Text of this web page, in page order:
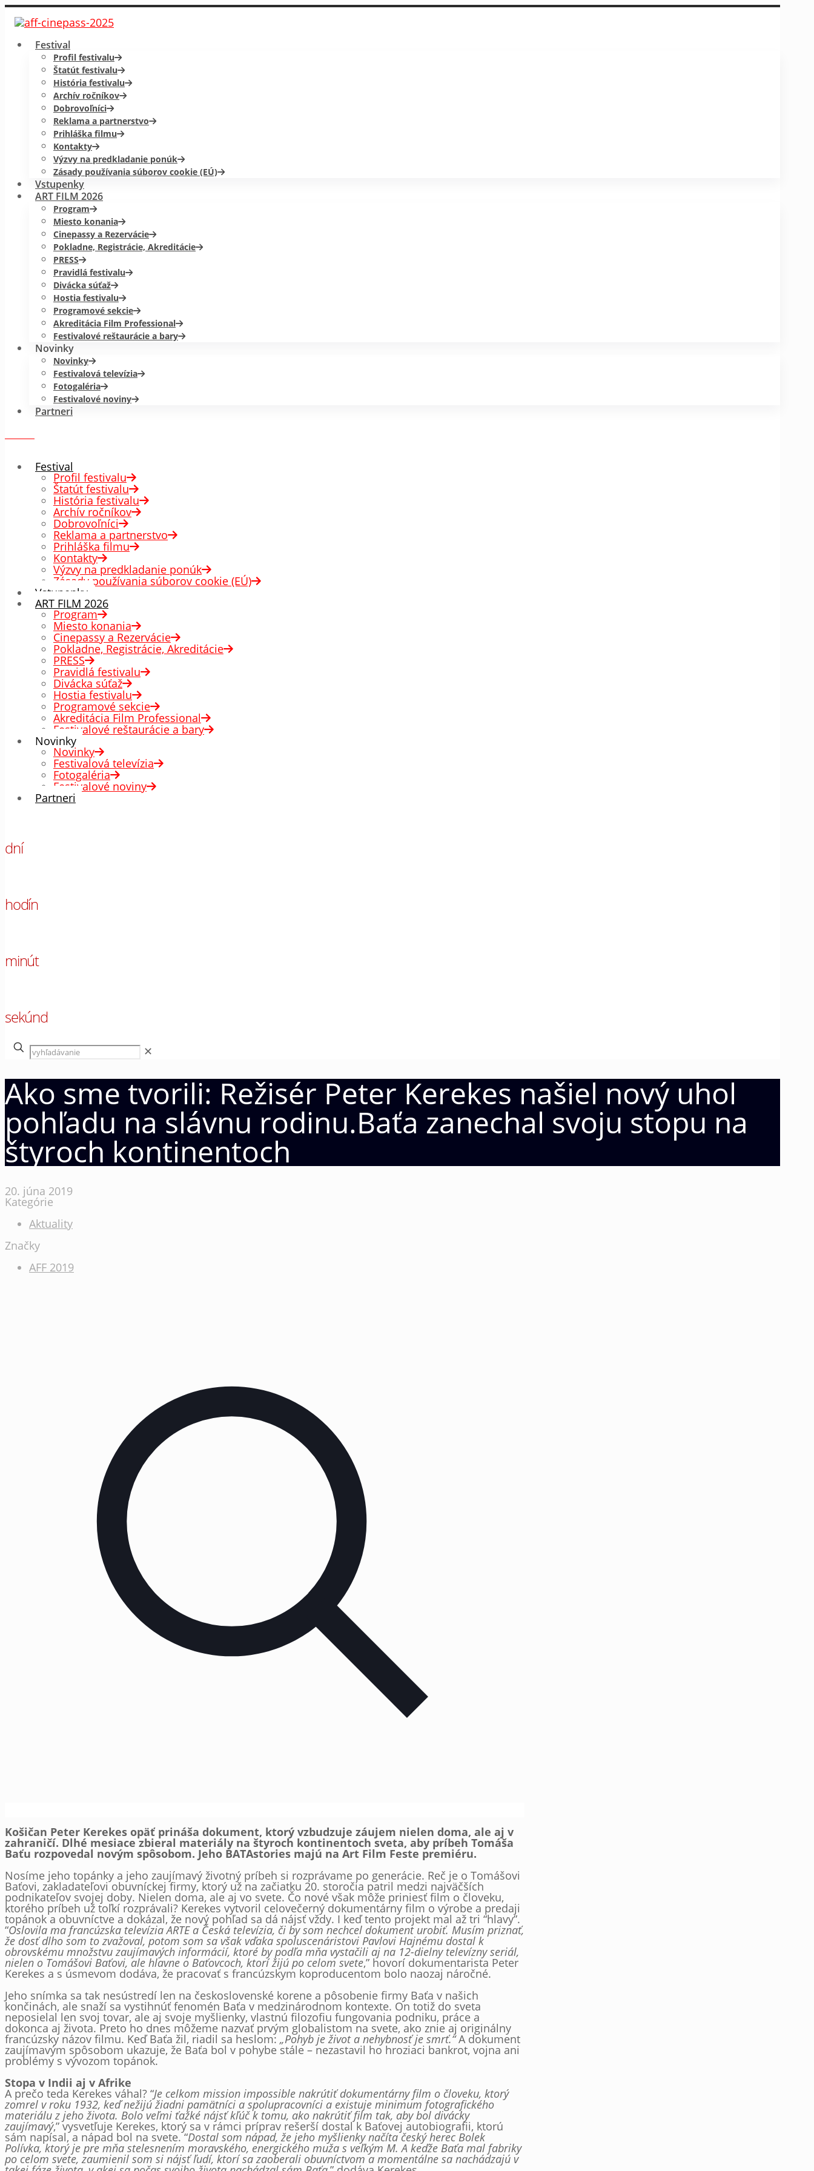
Festival
Profil festivalu
Štatút festivalu
História festivalu
Archív ročníkov
Dobrovoľníci
Reklama a partnerstvo
Prihláška filmu
Kontakty
Výzvy na predkladanie ponúk
Zásady používania súborov cookie (EÚ)
Vstupenky
ART FILM 2026
Program
Miesto konania
Cinepassy a Rezervácie
Pokladne, Registrácie, Akreditácie
PRESS
Pravidlá festivalu
Divácka súťaž
Hostia festivalu
Programové sekcie
Akreditácia Film Professional
Festivalové reštaurácie a bary
Novinky
Novinky
Festivalová televízia
Fotogaléria
Festivalové noviny
Partneri
Festival
Profil festivalu
Štatút festivalu
História festivalu
Archív ročníkov
Dobrovoľníci
Reklama a partnerstvo
Prihláška filmu
Kontakty
Výzvy na predkladanie ponúk
Zásady používania súborov cookie (EÚ)
Vstupenky
ART FILM 2026
Program
Miesto konania
Cinepassy a Rezervácie
Pokladne, Registrácie, Akreditácie
PRESS
Pravidlá festivalu
Divácka súťaž
Hostia festivalu
Programové sekcie
Akreditácia Film Professional
Festivalové reštaurácie a bary
Novinky
Novinky
Festivalová televízia
Fotogaléria
Festivalové noviny
Partneri
dní
hodín
minút
sekúnd
✕
Ako sme tvorili: Režisér Peter Kerekes našiel nový uhol
pohľadu na slávnu rodinu.Baťa zanechal svoju stopu na
štyroch kontinentoch
20. júna 2019
Kategórie
Aktuality
Značky
AFF 2019
Košičan Peter Kerekes opäť prináša dokument, ktorý vzbudzuje záujem nielen doma, ale aj v
zahraničí. Dlhé mesiace zbieral materiály na štyroch kontinentoch sveta, aby príbeh Tomáša
Baťu rozpovedal novým spôsobom. Jeho BATAstories majú na Art Film Feste premiéru.
Nosíme jeho topánky a jeho zaujímavý životný príbeh si rozprávame po generácie. Reč je o Tomášovi
Baťovi, zakladateľovi obuvníckej firmy, ktorý už na začiatku 20. storočia patril medzi najväčších
podnikateľov svojej doby. Nielen doma, ale aj vo svete. Čo nové však môže priniesť film o človeku,
ktorého príbeh už toľkí rozprávali? Kerekes vytvoril celovečerný dokumentárny film o výrobe a predaji
topánok a obuvníctve a dokázal, že nový pohľad sa dá nájsť vždy. I keď tento projekt mal až tri “hlavy”.
“Oslovila ma francúzska televízia ARTE a Česká televízia, či by som nechcel dokument urobiť. Musím priznať,
že dosť dlho som to zvažoval, potom som sa však vďaka spoluscenáristovi Pavlovi Hajnému dostal k
obrovskému množstvu zaujímavých informácií, ktoré by podľa mňa vystačili aj na 12-dielny televízny seriál,
nielen o Tomášovi Baťovi, ale hlavne o Baťovcoch, ktorí žijú po celom svete,” hovorí dokumentarista Peter
Kerekes a s úsmevom dodáva, že pracovať s francúzskym koproducentom bolo naozaj náročné.
Jeho snímka sa tak nesústredí len na československé korene a pôsobenie firmy Baťa v našich
končinách, ale snaží sa vystihnúť fenomén Baťa v medzinárodnom kontexte. On totiž do sveta
neposielal len svoj tovar, ale aj svoje myšlienky, vlastnú filozofiu fungovania podniku, práce a
dokonca aj života. Preto ho dnes môžeme nazvať prvým globalistom na svete, ako znie aj originálny
francúzsky názov filmu. Keď Baťa žil, riadil sa heslom: „Pohyb je život a nehybnosť je smrť.“A dokument
zaujímavým spôsobom ukazuje, že Baťa bol v pohybe stále – nezastavil ho hroziaci bankrot, vojna ani
problémy s vývozom topánok.
Stopa v Indii aj v Afrike
A prečo teda Kerekes váhal? “Je celkom mission impossible nakrútiť dokumentárny film o človeku, ktorý
zomrel v roku 1932, keď nežijú žiadni pamätníci a spolupracovníci a existuje minimum fotografického
materiálu z jeho života. Bolo veľmi ťažké nájsť kľúč k tomu, ako nakrútiť film tak, aby bol divácky
zaujímavý,” vysvetľuje Kerekes, ktorý sa v rámci príprav rešerší dostal k Baťovej autobiografii, ktorú
sám napísal, a nápad bol na svete. “Dostal som nápad, že jeho myšlienky načíta český herec Bolek
Polívka, ktorý je pre mňa stelesnením moravského, energického muža s veľkým M. A keďže Baťa mal fabriky
po celom svete, zaumienil som si nájsť ľudí, ktorí sa zaoberali obuvníctvom a momentálne sa nachádzajú v